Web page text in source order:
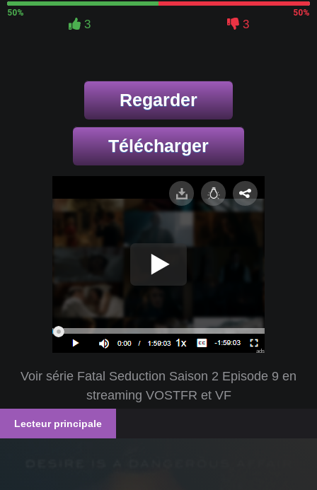
50%
50%
3 3
Regarder
Télécharger
ads
Voir série Fatal Seduction Saison 2 Episode 9 en
streaming VOSTFR et VF
Lecteur principale